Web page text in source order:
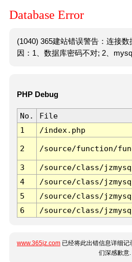
Database Error
(1040) 365建站错误警告：连接
因：1、数据库密码不对; 2、
PHP Debug
No. File
1
/index.php
2 /source/function/
3 /source/class/
4
/source/class/
5
/source/class/
6
/source/class/
www.365jz.com 已经将此出错信息详细
们深感歉意.